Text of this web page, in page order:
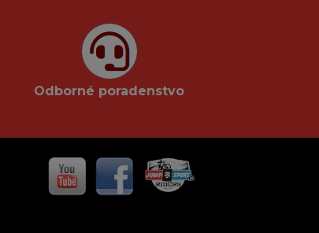
Odborné poradenstvo